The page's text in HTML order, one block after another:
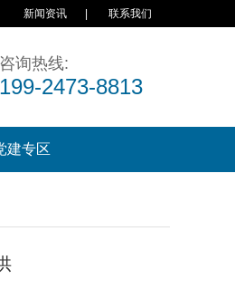
新闻资讯 联系我们
咨询热线:
199-2473-8813
建专区